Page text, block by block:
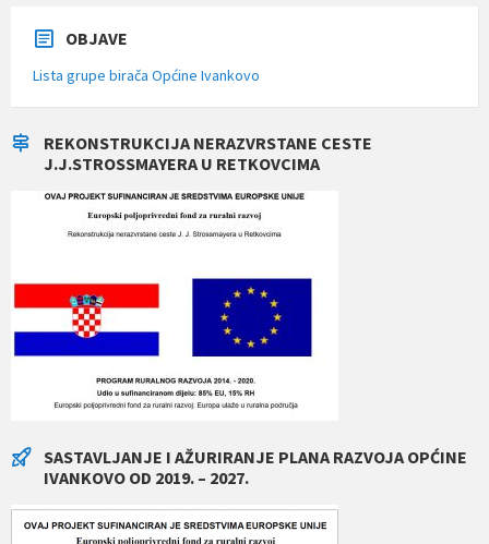
OBJAVE
Lista grupe birača Općine Ivankovo
REKONSTRUKCIJA NERAZVRSTANE CESTE
J.J.STROSSMAYERA U RETKOVCIMA
SASTAVLJANJE I AŽURIRANJE PLANA RAZVOJA OPĆINE
IVANKOVO OD 2019. – 2027.